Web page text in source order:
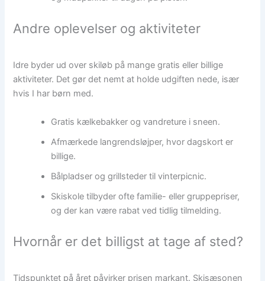
Andre oplevelser og aktiviteter
Idre byder ud over skiløb på mange gratis eller billige
aktiviteter. Det gør det nemt at holde udgiften nede, især
hvis I har børn med.
Gratis kælkebakker og vandreture i sneen.
Afmærkede langrendsløjper, hvor dagskort er
billige.
Bålpladser og grillsteder til vinterpicnic.
Skiskole tilbyder ofte familie- eller gruppepriser,
og der kan være rabat ved tidlig tilmelding.
Hvornår er det billigst at tage af sted?
Tidspunktet på året påvirker prisen markant. Skisæsonen